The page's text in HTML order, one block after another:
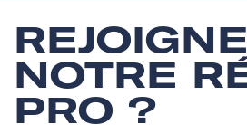
NOTRE
PRO ?